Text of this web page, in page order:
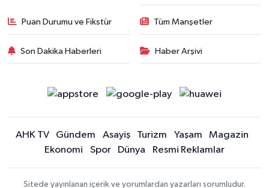
Puan Durumu ve Fikstür Tüm Manşetler
Son Dakika Haberleri Haber Arşivi
AHK TV Gündem Asayiş Turizm Yaşam
Magazin
Ekonomi
Spor Dünya Resmi Reklamlar
Sitede yayınlanan içerik ve yorumlardan yazarları sorumludur.